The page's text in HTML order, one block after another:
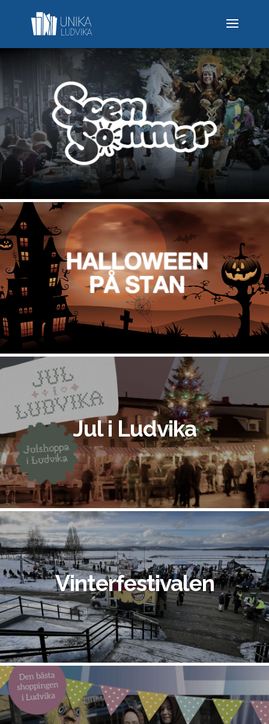
Jul i Ludvika
Vinterfestivalen